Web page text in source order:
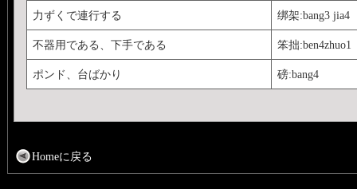
力ずくで連行する 绑架:bang3 jia4
不器用である、下手である 笨拙:ben4zhuo1
ポンド、台ばかり 磅:bang4
Homeに戻る